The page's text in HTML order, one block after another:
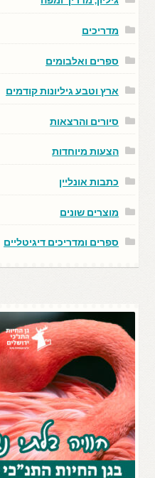
מדריכים
ספרים ואלבומים
ארץ וטבע גיליונות קודמים
סיורים והרצאות
הצעות מיוחדות
כתבות אונליין
מוצרים שונים
ספרים ומדריכים דיגיטליים